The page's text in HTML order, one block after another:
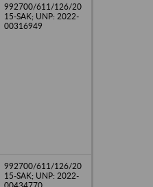
992700/611/126/20
15-SAK; UNP: 2022-
00316949
992700/611/126/20
15-SAK; UNP: 2022-